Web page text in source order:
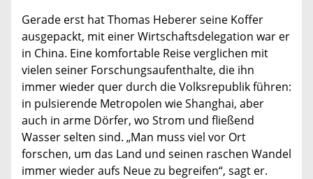
Gerade erst hat Thomas Heberer seine Koffer
ausgepackt, mit einer Wirtschaftsdelegation war er
in China. Eine komfortable Reise verglichen mit
vielen seiner Forschungsaufenthalte, die ihn
immer wieder quer durch die Volksrepublik führen:
in pulsierende Metropolen wie Shanghai, aber
auch in arme Dörfer, wo Strom und fließend
Wasser selten sind. „Man muss viel vor Ort
forschen, um das Land und seinen raschen Wandel
immer wieder aufs Neue zu begreifen“, sagt er.